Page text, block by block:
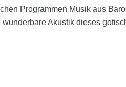
Programmen Musik aus
Akustik dieses